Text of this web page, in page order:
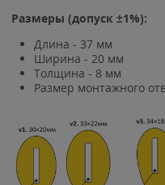
Размеры (допуск ±1%):
Длина - 37 мм
Ширина - 20 мм
Толщина - 8 мм
Размер монтажного